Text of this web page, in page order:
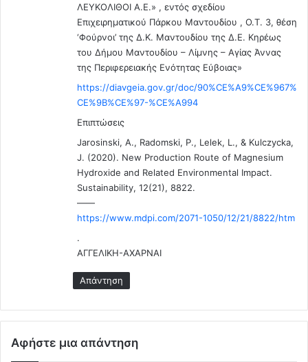
ΛΕΥΚΟΛΙΘΟΙ Α.Ε.» , εντός σχεδίου
Επιχειρηματικού Πάρκου Μαντουδίου , Ο.Τ. 3, θέση
‘Φούρνοι’ της Δ.Κ. Μαντουδίου της Δ.Ε. Κηρέως
του Δήμου Μαντουδίου – Λίμνης – Αγίας Άννας
της Περιφερειακής Ενότητας Εύβοιας»
https://diavgeia.gov.gr/doc/90%CE%A9%CE%967%
CE%9B%CE%97-%CE%A994
Επιπτώσεις
Jarosinski, A., Radomski, P., Lelek, L., & Kulczycka,
J. (2020). New Production Route of Magnesium
Hydroxide and Related Environmental Impact.
Sustainability, 12(21), 8822.
——
https://www.mdpi.com/2071-1050/12/21/8822/htm
.
AΓΓΕΛΙΚΗ-ΑΧΑΡΝΑΙ
Απάντηση
Αφήστε μια απάντηση